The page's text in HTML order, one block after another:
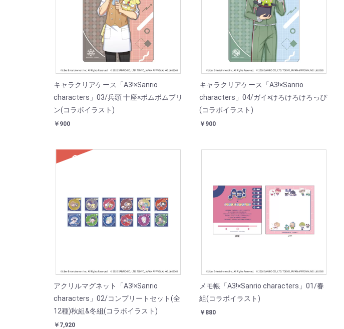
キャラクリアケース「A3!×Sanrio
characters」03/兵頭 十座×ポムポムプリ
ン(コラボイラスト)
￥900
キャラクリアケース「A3!×Sanrio
characters」04/ガイ×けろけろけろっぴ
(コラボイラスト)
￥900
SOLD
アクリルマグネット「A3!×Sanrio
characters」02/コンプリートセット(全
12種)秋組&冬組(コラボイラスト)
￥7,920
メモ帳「A3!×Sanrio characters」01/春
組(コラボイラスト)
￥880